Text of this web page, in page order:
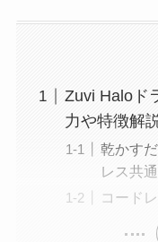
Zuvi Haloド
力や特徴解
乾かす
レス共
コード